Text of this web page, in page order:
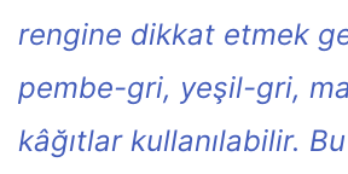
rengine dikkat etmek
pembe-gri, yeşil-gri,
kâğıtlar kullanılabilir.